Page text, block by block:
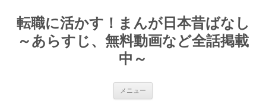
転職に活かす！まんが日本昔ばなし
～あらすじ、無料動画など全話掲載
中～
メニュー